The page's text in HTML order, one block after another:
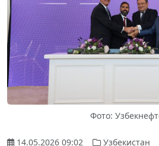
Фото:
14.05.2026 09:02 Узбекистан